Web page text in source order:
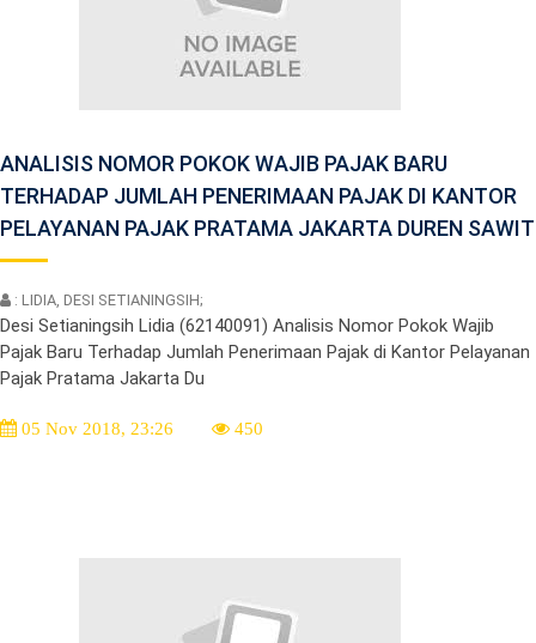
ANALISIS NOMOR POKOK WAJIB PAJAK BARU
TERHADAP JUMLAH PENERIMAAN PAJAK DI KANTOR
PELAYANAN PAJAK PRATAMA JAKARTA DUREN SAWIT
: LIDIA, DESI SETIANINGSIH;
Desi Setianingsih Lidia (62140091) Analisis Nomor Pokok Wajib
Pajak Baru Terhadap Jumlah Penerimaan Pajak di Kantor Pelayanan
Pajak Pratama Jakarta Du
05 Nov 2018, 23:26 450